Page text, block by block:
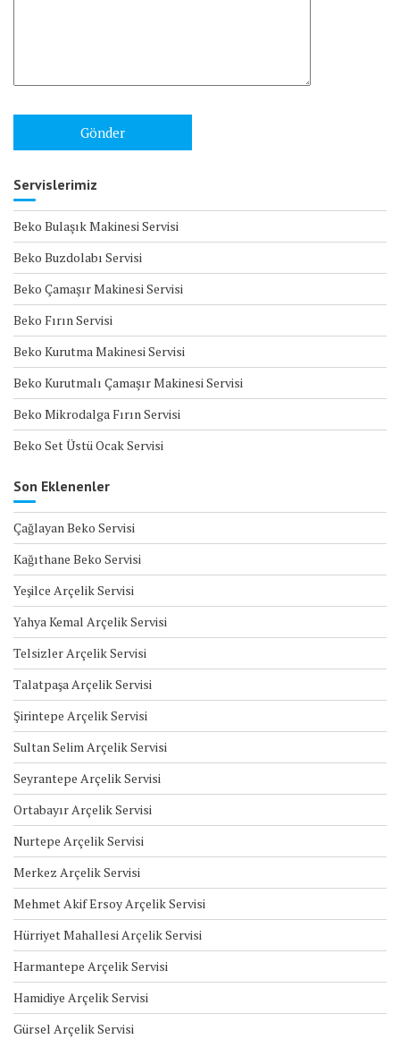
Servislerimiz
Beko Bulaşık Makinesi Servisi
Beko Buzdolabı Servisi
Beko Çamaşır Makinesi Servisi
Beko Fırın Servisi
Beko Kurutma Makinesi Servisi
Beko Kurutmalı Çamaşır Makinesi Servisi
Beko Mikrodalga Fırın Servisi
Beko Set Üstü Ocak Servisi
Son Eklenenler
Çağlayan Beko Servisi
Kağıthane Beko Servisi
Yeşilce Arçelik Servisi
Yahya Kemal Arçelik Servisi
Telsizler Arçelik Servisi
Talatpaşa Arçelik Servisi
Şirintepe Arçelik Servisi
Sultan Selim Arçelik Servisi
Seyrantepe Arçelik Servisi
Ortabayır Arçelik Servisi
Nurtepe Arçelik Servisi
Merkez Arçelik Servisi
Mehmet Akif Ersoy Arçelik Servisi
Hürriyet Mahallesi Arçelik Servisi
Harmantepe Arçelik Servisi
Hamidiye Arçelik Servisi
Gürsel Arçelik Servisi